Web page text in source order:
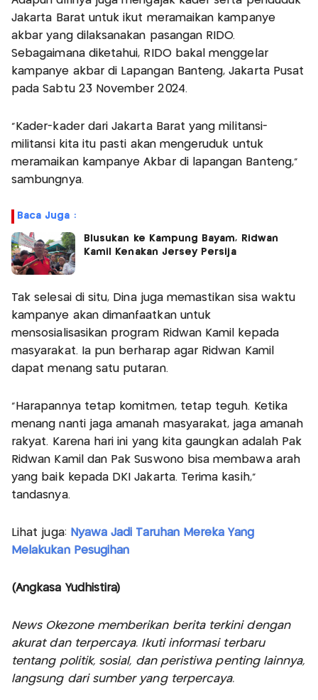
Jakarta Barat untuk ikut meramaikan kampanye
akbar yang dilaksanakan pasangan RIDO.
Sebagaimana diketahui, RIDO bakal menggelar
kampanye akbar di Lapangan Banteng, Jakarta Pusat
pada Sabtu 23 November 2024.
“Kader-kader dari Jakarta Barat yang militansi-
militansi kita itu pasti akan mengeruduk untuk
meramaikan kampanye Akbar di lapangan Banteng,”
sambungnya.
Baca Juga :
Blusukan ke Kampung Bayam, Ridwan
Kamil Kenakan Jersey Persija
Tak selesai di situ, Dina juga memastikan sisa waktu
kampanye akan dimanfaatkan untuk
mensosialisasikan program Ridwan Kamil kepada
masyarakat. Ia pun berharap agar Ridwan Kamil
dapat menang satu putaran.
“Harapannya tetap komitmen, tetap teguh. Ketika
menang nanti jaga amanah masyarakat, jaga amanah
rakyat. Karena hari ini yang kita gaungkan adalah Pak
Ridwan Kamil dan Pak Suswono bisa membawa arah
yang baik kepada DKI Jakarta. Terima kasih,”
tandasnya.
Lihat juga: Nyawa Jadi Taruhan Mereka Yang
Melakukan Pesugihan
(Angkasa Yudhistira)
News Okezone memberikan berita terkini dengan
akurat dan terpercaya. Ikuti informasi terbaru
tentang politik, sosial, dan peristiwa penting lainnya,
langsung dari sumber yang terpercaya.